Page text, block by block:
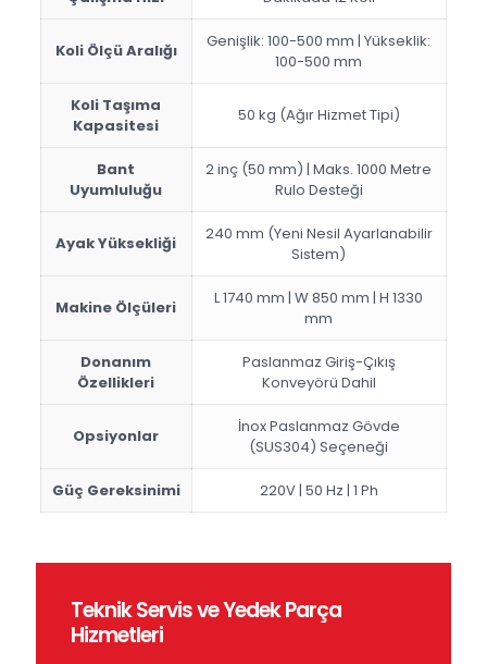
Koli Ölçü Aralığı
Genişlik: 100-500 mm | Yükseklik:
100-500 mm
Koli Taşıma
Kapasitesi
50 kg (Ağır Hizmet Tipi)
Bant
Uyumluluğu
2 inç (50 mm) | Maks. 1000 Metre
Rulo Desteği
Ayak Yüksekliği
240 mm (Yeni Nesil Ayarlanabilir
Sistem)
Makine Ölçüleri
L 1740 mm | W 850 mm | H 1330
mm
Donanım
Özellikleri
Paslanmaz Giriş-Çıkış
Konveyörü Dahil
Opsiyonlar
İnox Paslanmaz Gövde
(SUS304) Seçeneği
Güç Gereksinimi 220V | 50 Hz | 1 Ph
Teknik Servis ve Yedek Parça
Hizmetleri